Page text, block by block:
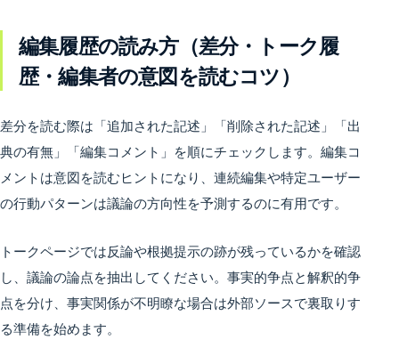
編集履歴の読み方（差分・トーク履
歴・編集者の意図を読むコツ）
差分を読む際は「追加された記述」「削除された記述」「出
典の有無」「編集コメント」を順にチェックします。編集コ
メントは意図を読むヒントになり、連続編集や特定ユーザー
の行動パターンは議論の方向性を予測するのに有用です。
トークページでは反論や根拠提示の跡が残っているかを確認
し、議論の論点を抽出してください。事実的争点と解釈的争
点を分け、事実関係が不明瞭な場合は外部ソースで裏取りす
る準備を始めます。